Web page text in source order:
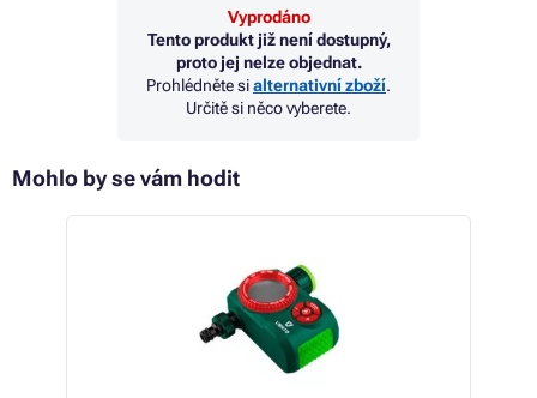
Vyprodáno
Tento produkt již není dostupný,
proto jej nelze objednat.
Prohlédněte sialternativní zboží.
Určitě si něco vyberete.
Mohlo by se vám hodit